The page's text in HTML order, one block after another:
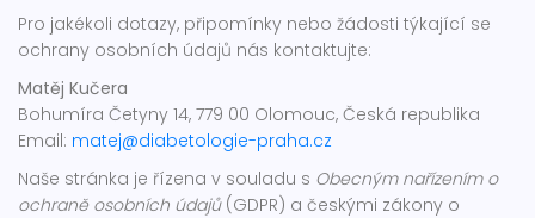
Pro jakékoli dotazy, připomínky nebo žádosti týkající se
ochrany osobních údajů nás kontaktujte:
Matěj Kučera
Bohumíra Četyny 14, 779 00 Olomouc, Česká republika
Email: matej@diabetologie-praha.cz
Naše stránka je řízena v souladu s Obecným nařízením o
ochraně osobních údajů(GDPR) a českými zákony o